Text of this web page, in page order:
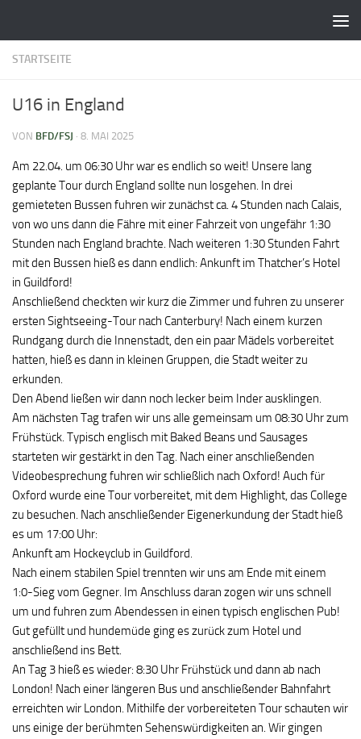
STARTSEITE
U16 in England
VON BFD/FSJ · 8. MAI 2025
Am 22.04. um 06:30 Uhr war es endlich so weit! Unsere lang
geplante Tour durch England sollte nun losgehen. In drei
gemieteten Bussen fuhren wir zunächst ca. 4 Stunden nach Calais,
von wo uns dann die Fähre mit einer Fahrzeit von ungefähr 1:30
Stunden nach England brachte. Nach weiteren 1:30 Stunden Fahrt
mit den Bussen hieß es dann endlich: Ankunft im Thatcher’s Hotel
in Guildford!
Anschließend checkten wir kurz die Zimmer und fuhren zu unserer
ersten Sightseeing-Tour nach Canterbury! Nach einem kurzen
Rundgang durch die Innenstadt, den ein paar Mädels vorbereitet
hatten, hieß es dann in kleinen Gruppen, die Stadt weiter zu
erkunden.
Den Abend ließen wir dann noch lecker beim Inder ausklingen.
Am nächsten Tag trafen wir uns alle gemeinsam um 08:30 Uhr zum
Frühstück. Typisch englisch mit Baked Beans und Sausages
starteten wir gestärkt in den Tag. Nach einer anschließenden
Videobesprechung fuhren wir schließlich nach Oxford! Auch für
Oxford wurde eine Tour vorbereitet, mit dem Highlight, das College
zu besuchen. Nach anschließender Eigenerkundung der Stadt hieß
es um 17:00 Uhr:
Ankunft am Hockeyclub in Guildford.
Nach einem stabilen Spiel trennten wir uns am Ende mit einem
1:0-Sieg vom Gegner. Im Anschluss daran zogen wir uns schnell
um und fuhren zum Abendessen in einen typisch englischen Pub!
Gut gefüllt und hundemüde ging es zurück zum Hotel und
anschließend ins Bett.
An Tag 3 hieß es wieder: 8:30 Uhr Frühstück und dann ab nach
London! Nach einer längeren Bus und anschließender Bahnfahrt
erreichten wir London. Mithilfe der vorbereiteten Tour schauten wir
uns einige der berühmten Sehenswürdigkeiten an. Wir gingen